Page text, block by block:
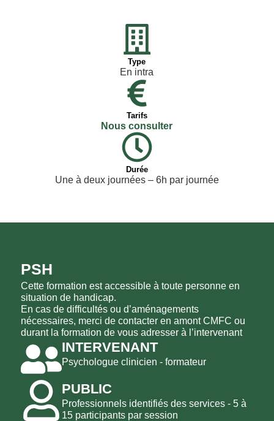
Type
En intra
Tarifs
Nous consulter
Durée
Une à deux journées – 6h par journée
INTERVENANT
Psychologue clinicien - formateur
PUBLIC
Professionnels identifiés des services - 5 à
15 participants par session
PSH
Cette formation est accessible à toute personne en
situation de handicap.
En cas de difficultés ou d’aménagements
nécessaires, merci de contacter en amont CMFC ou
durant la formation de vous adresser à l’intervenant